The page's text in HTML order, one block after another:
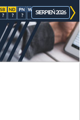
? ? ? ? ? ? ?
SIERPIEŃ 2026